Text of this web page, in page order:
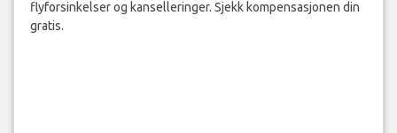
flyforsinkelser og kanselleringer. Sjekk kompensasjonen din
gratis.